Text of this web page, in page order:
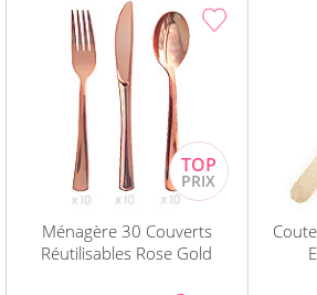
Ménagère 30 Couverts
Réutilisables Rose Gold